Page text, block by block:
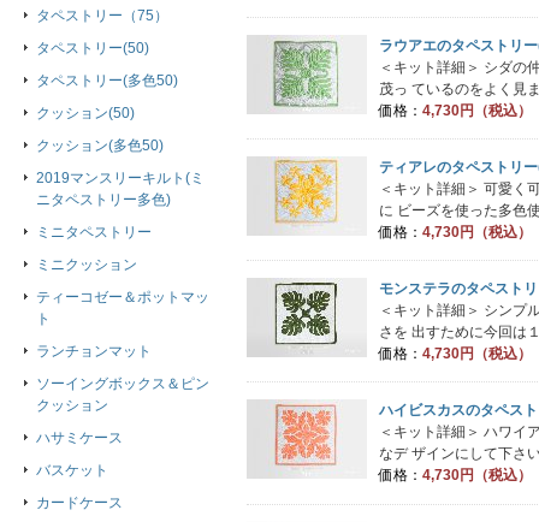
ラウアエのタペストリ
＜キット詳細＞ シダの
茂っ ているのをよく見
価格： 4,730円（税込）
ティアレのタペストリ
＜キット詳細＞ 可愛く
に ビーズを使った多色
価格： 4,730円（税込）
モンステラのタペスト
＜キット詳細＞ シンプ
さを 出すために今回は
価格： 4,730円（税込）
ハイビスカスのタペス
＜キット詳細＞ ハワイ
なデ ザインにして下さ
価格： 4,730円（税込）
タペストリー（75）
タペストリー(50)
タペストリー(多色50)
クッション(50)
クッション(多色50)
2019マンスリーキルト(ミ
ニタペストリー多色)
ミニタペストリー
ミニクッション
ティーコゼー＆ポットマッ
ト
ランチョンマット
ソーイングボックス＆ピン
クッション
ハサミケース
バスケット
カードケース